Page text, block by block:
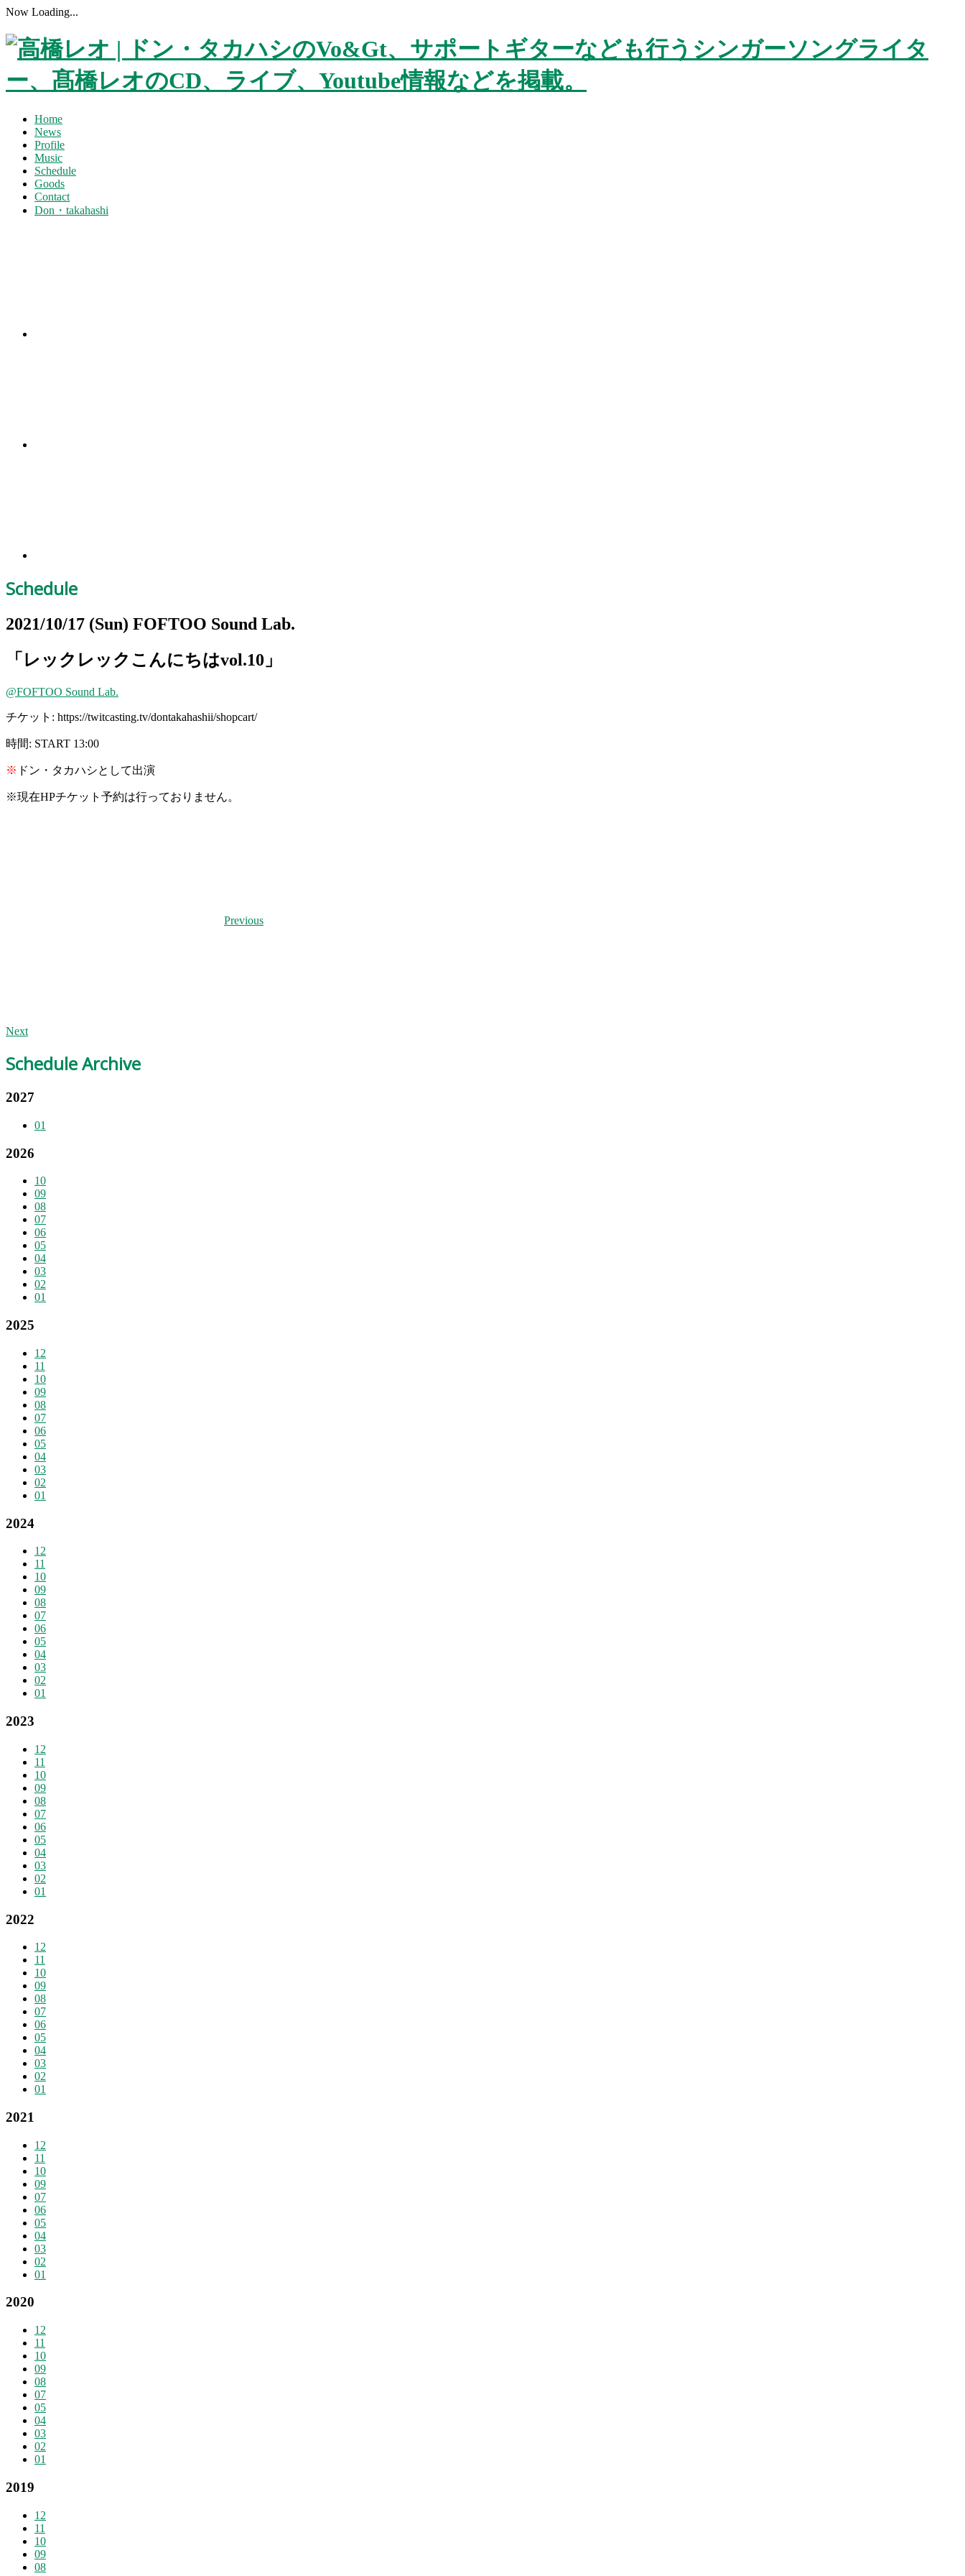
Now Loading...
Home
News
Profile
Music
Schedule
Goods
Contact
Don・takahashi
Schedule
2021/10/17 (Sun) FOFTOO Sound Lab.
「レックレックこんにちはvol.10」
@FOFTOO Sound Lab.
チケット: https://twitcasting.tv/dontakahashii/shopcart/
時間: START 13:00
※ ドン・タカハシとして出演
※現在HPチケット予約は行っておりません。
Previous
Next
Schedule Archive
2027
01
2026
10
09
08
07
06
05
04
03
02
01
2025
12
11
10
09
08
07
06
05
04
03
02
01
2024
12
11
10
09
08
07
06
05
04
03
02
01
2023
12
11
10
09
08
07
06
05
04
03
02
01
2022
12
11
10
09
08
07
06
05
04
03
02
01
2021
12
11
10
09
07
06
05
04
03
02
01
2020
12
11
10
09
08
07
05
04
03
02
01
2019
12
11
10
09
08